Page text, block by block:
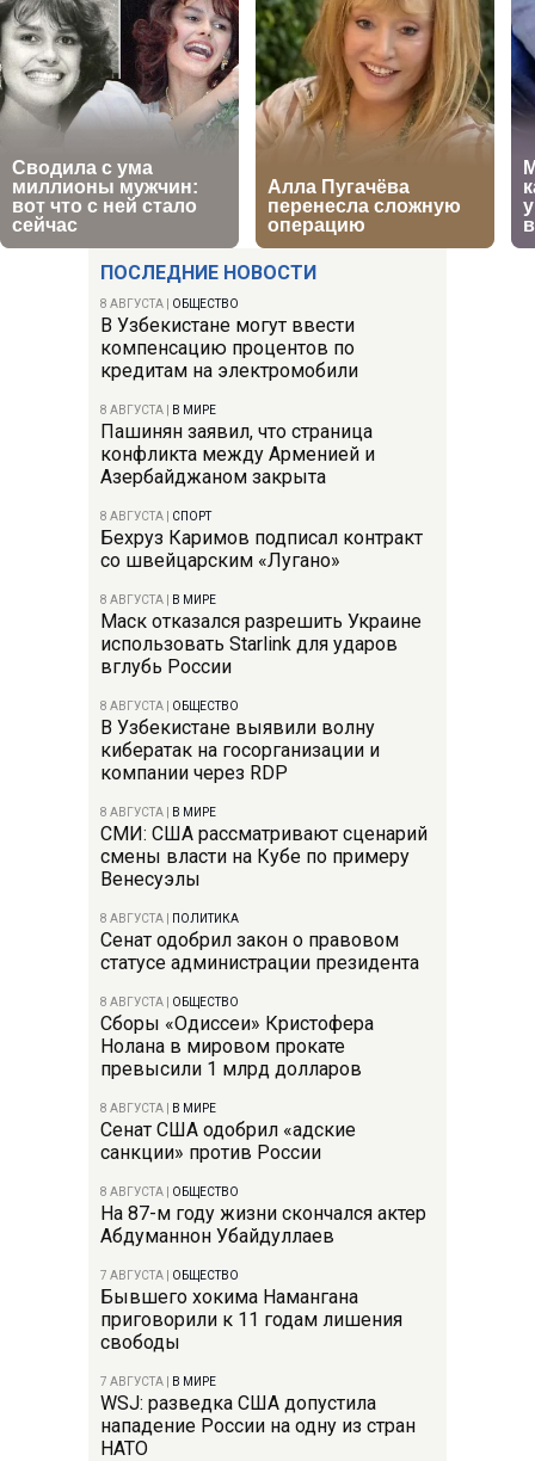
ПОСЛЕДНИЕ НОВОСТИ
8 АВГУСТА ОБЩЕСТВО
В Узбекистане могут ввести
компенсацию процентов по
кредитам на электромобили
8 АВГУСТА В МИРЕ
Пашинян заявил, что страница
конфликта между Арменией и
Азербайджаном закрыта
8 АВГУСТА СПОРТ
Бехруз Каримов подписал контракт
со швейцарским «Лугано»
8 АВГУСТА В МИРЕ
Маск отказался разрешить Украине
использовать Starlink для ударов
вглубь России
8 АВГУСТА ОБЩЕСТВО
В Узбекистане выявили волну
кибератак на госорганизации и
компании через RDP
8 АВГУСТА В МИРЕ
СМИ: США рассматривают сценарий
смены власти на Кубе по примеру
Венесуэлы
8 АВГУСТА ПОЛИТИКА
Сенат одобрил закон о правовом
статусе администрации президента
8 АВГУСТА ОБЩЕСТВО
Сборы «Одиссеи» Кристофера
Нолана в мировом прокате
превысили 1 млрд долларов
8 АВГУСТА В МИРЕ
Сенат США одобрил «адские
санкции» против России
8 АВГУСТА ОБЩЕСТВО
На 87-м году жизни скончался актер
Абдуманнон Убайдуллаев
7 АВГУСТА ОБЩЕСТВО
Бывшего хокима Намангана
приговорили к 11 годам лишения
свободы
7 АВГУСТА В МИРЕ
WSJ: разведка США допустила
нападение России на одну из стран
НАТО